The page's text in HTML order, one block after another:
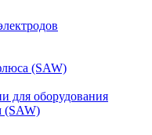
(SAW)
для оборудования
(SAW)